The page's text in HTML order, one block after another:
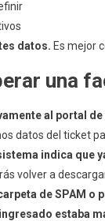
datos. Es mejor
una
al portal
datos del ticket
indica que
volver a
de SPAM o
estaba